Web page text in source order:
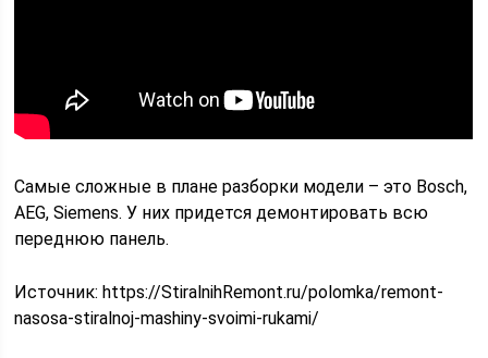
Самые сложные в плане разборки модели – это Bosch,
AEG, Siemens. У них придется демонтировать всю
переднюю панель.
Источник:https://StiralnihRemont.ru/polomka/remont-
nasosa-stiralnoj-mashiny-svoimi-rukami/